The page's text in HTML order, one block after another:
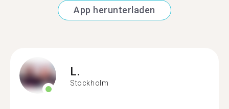
App herunterladen
L.
Stockholm